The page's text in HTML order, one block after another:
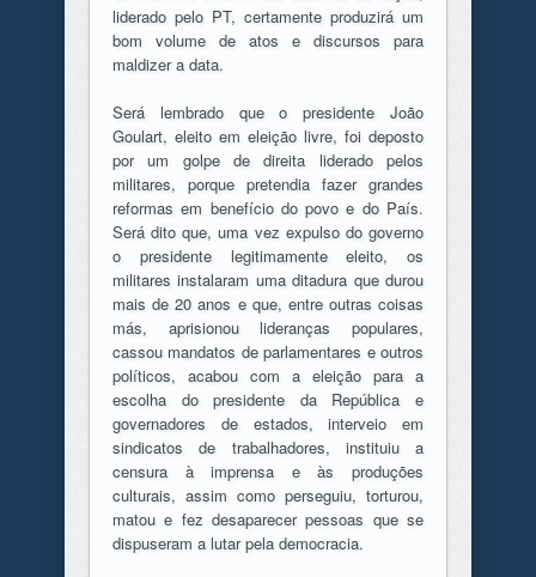
liderado pelo PT, certamente produzirá um
bom volume de atos e discursos para
maldizer a data.
Será lembrado que o presidente João
Goulart, eleito em eleição livre, foi deposto
por um golpe de direita liderado pelos
militares, porque pretendia fazer grandes
reformas em benefício do povo e do País.
Será dito que, uma vez expulso do governo
o presidente legitimamente eleito, os
militares instalaram uma ditadura que durou
mais de 20 anos e que, entre outras coisas
más, aprisionou lideranças populares,
cassou mandatos de parlamentares e outros
políticos, acabou com a eleição para a
escolha do presidente da República e
governadores de estados, interveio em
sindicatos de trabalhadores, instituiu a
censura à imprensa e às produções
culturais, assim como perseguiu, torturou,
matou e fez desaparecer pessoas que se
dispuseram a lutar pela democracia.